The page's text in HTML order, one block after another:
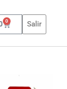
0 Salir